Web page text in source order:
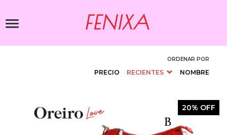
contenido
Toggle
ORDENAR POR
PRECIO RECIENTES NOMBRE
20% OFF